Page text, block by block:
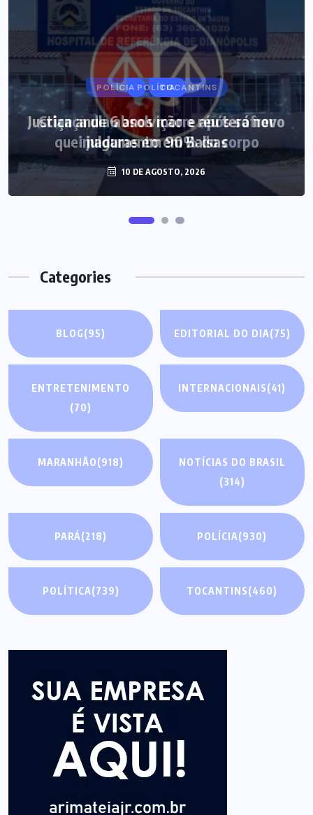
POLÍCIA
Justiça anula absolvição e réu terá novo
julgamento em Balsas
10 DE AGOSTO, 2026
Categories
BLOG(95) EDITORIAL DO DIA(75)
ENTRETENIMENTO
(70)
INTERNACIONAIS(41)
MARANHÃO(918)
NOTÍCIAS DO BRASIL
(314)
PARÁ(218) POLÍCIA(930)
POLÍTICA(739) TOCANTINS(460)